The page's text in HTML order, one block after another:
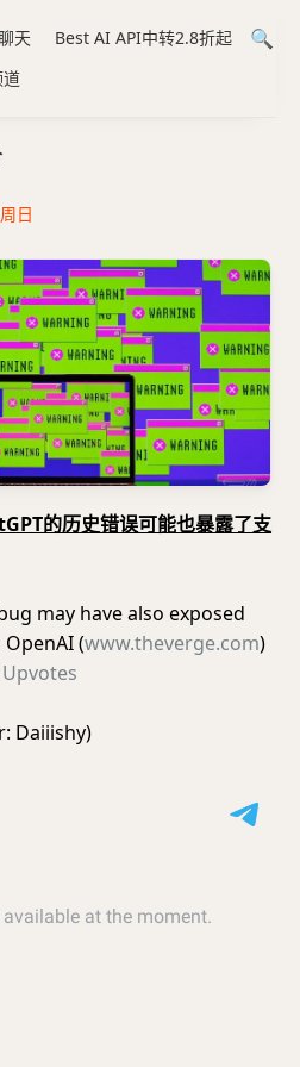
日
的历史错误可能也暴露了支
may have also exposed
(www.theverge.com)
Daiiishy)
天
Best AI API中转2.8折起
道